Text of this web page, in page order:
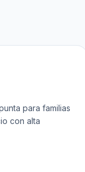
para familias
con alta